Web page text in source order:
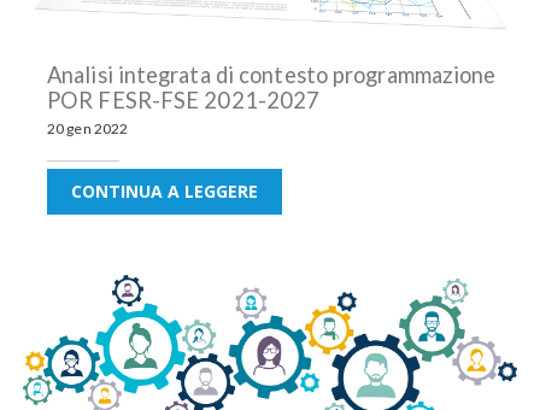
Analisi integrata di contesto programmazione
POR FESR-FSE 2021-2027
20 gen 2022
CONTINUA A LEGGERE